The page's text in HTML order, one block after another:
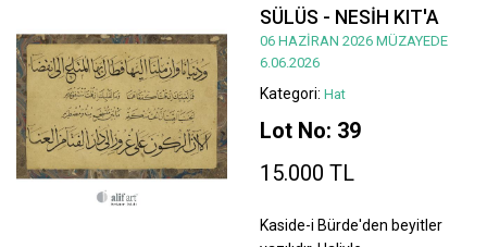
SÜLÜS - NESİH KIT'A
06 HAZİRAN 2026 MÜZAYEDE
6.06.2026
Kategori: Hat
Lot No: 39
15.000 TL
Kaside-i Bürde'den beyitler